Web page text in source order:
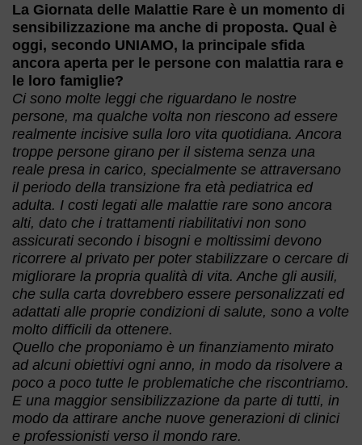
La Giornata delle Malattie Rare è un momento di
sensibilizzazione ma anche di proposta. Qual è
oggi, secondo UNIAMO, la principale sfida
ancora aperta per le persone con malattia rara e
le loro famiglie?
Ci sono molte leggi che riguardano le nostre
persone, ma qualche volta non riescono ad essere
realmente incisive sulla loro vita quotidiana. Ancora
troppe persone girano per il sistema senza una
reale presa in carico, specialmente se attraversano
il periodo della transizione fra età pediatrica ed
adulta. I costi legati alle malattie rare sono ancora
alti, dato che i trattamenti riabilitativi non sono
assicurati secondo i bisogni e moltissimi devono
ricorrere al privato per poter stabilizzare o cercare di
migliorare la propria qualità di vita. Anche gli ausili,
che sulla carta dovrebbero essere personalizzati ed
adattati alle proprie condizioni di salute, sono a volte
molto difficili da ottenere.
Quello che proponiamo è un finanziamento mirato
ad alcuni obiettivi ogni anno, in modo da risolvere a
poco a poco tutte le problematiche che riscontriamo.
E una maggior sensibilizzazione da parte di tutti, in
modo da attirare anche nuove generazioni di clinici
e professionisti verso il mondo rare.